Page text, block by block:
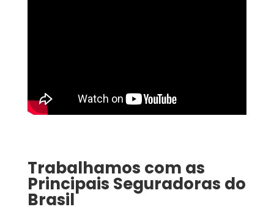
Trabalhamos com as
Principais Seguradoras do
Brasil